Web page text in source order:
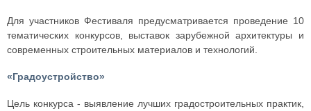
Для участников Фестиваля предусматривается проведение 10
тематических конкурсов, выставок зарубежной архитектуры и
современных строительных материалов и технологий.
«Градоустройство»
Цель конкурса - выявление лучших градостроительных практик,